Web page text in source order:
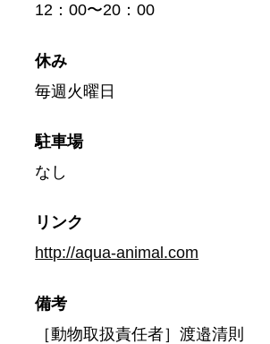
12：00〜20：00
休み
毎週火曜日
駐車場
なし
リンク
http://aqua-animal.com
備考
［動物取扱責任者］渡邉清則